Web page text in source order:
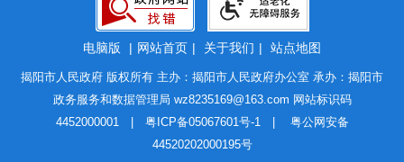
电脑版 | 网站首页 | 关于我们 | 站点地图
揭阳市人民政府 版权所有 主办：揭阳市人民政府办公室 承办：揭阳市
政务服务和数据管理局 wz8235169@163.com 网站标识码
4452000001 | 粤ICP备05067601号-1| 粤公网安备
44520202000195号